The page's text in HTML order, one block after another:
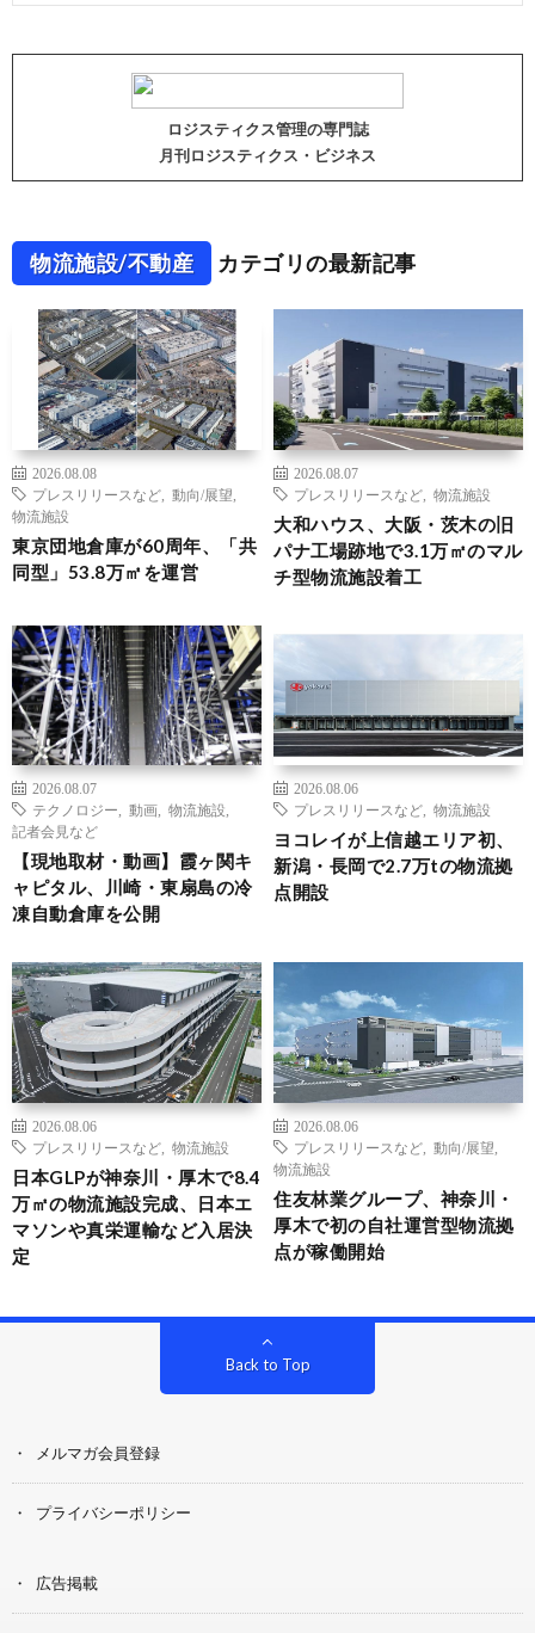
ロジスティクス管理の専門誌
月刊ロジスティクス・ビジネス
物流施設/不動産 カテゴリの最新記事
2026.08.08
プレスリリースなど
動向/展望
物流施設
東京団地倉庫が60周年、「共
同型」53.8万㎡を運営
2026.08.07
プレスリリースなど
物流施設
大和ハウス、大阪・茨木の旧
パナ工場跡地で3.1万㎡のマル
チ型物流施設着工
2026.08.07
テクノロジー
動画 物流施設
記者会見など
【現地取材・動画】霞ヶ関キ
ャピタル、川崎・東扇島の冷
凍自動倉庫を公開
2026.08.06
プレスリリースなど
物流施設
ヨコレイが上信越エリア初、
新潟・長岡で2.7万tの物流拠
点開設
2026.08.06
プレスリリースなど
物流施設
日本GLPが神奈川・厚木で8.4
万㎡の物流施設完成、日本エ
マソンや真栄運輸など入居決
定
2026.08.06
プレスリリースなど
動向/展望
物流施設
住友林業グループ、神奈川・
厚木で初の自社運営型物流拠
点が稼働開始
Back to Top
メルマガ会員登録
プライバシーポリシー
広告掲載